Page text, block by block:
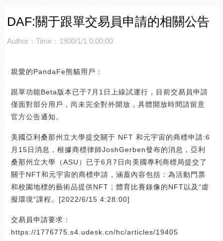
DAF:關于跟單交易員申請的相關公告
Author： Time：1900/1/1 0:00:00
親愛的PandaFe熊貓用戶：
跟單功能Beta版本已于7月1日上線試運行，目前交易員申請
僅面對部分用戶，尚未完全對外開放，具體開放時間請留意
官方公告通知。
美國亞利桑那州立大學提交關于 NFT 和元宇宙的商標申請:6
月15日消息，根據商標律師JoshGerben發布的消息，亞利
桑那州立大學（ASU）已于6月7日向美國專利商標局提交了
關于NFT和元宇宙的商標申請，涵蓋內容包括：為活動門票
和校園地標的藝術品提供NFT；體育比賽錄像的NFT以及“虛
擬環境”課程。[2022/6/15 4:28:00]
交易員申請要求：
https://1776775.s4.udesk.cn/hc/articles/19405